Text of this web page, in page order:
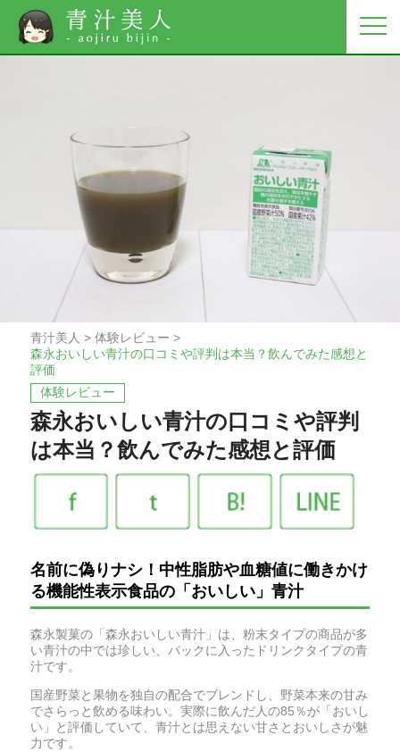
青汁美人 > 体験レビュー >
森永おいしい青汁の口コミや評判は本当？飲んでみた感想と
評価
体験レビュー
森永おいしい青汁の口コミや評判
は本当？飲んでみた感想と評価
名前に偽りナシ！中性脂肪や血糖値に働きかけ
る機能性表示食品の「おいしい」青汁
森永製菓の「森永おいしい青汁」は、粉末タイプの商品が多
い青汁の中では珍しい、パックに入ったドリンクタイプの青
汁です。
国産野菜と果物を独自の配合でブレンドし、野菜本来の甘み
でさらっと飲める味わい。実際に飲んだ人の85％が「おいし
い」と評価していて、青汁とは思えない甘さとおいしさが魅
力です。